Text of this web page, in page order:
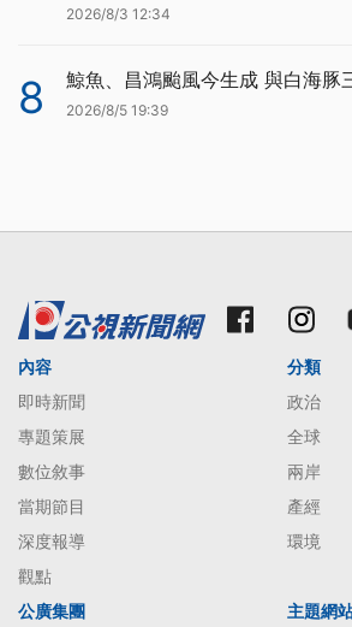
2026/8/3 12:34
8 鯨魚、昌鴻颱風今生成 與白海豚
2026/8/5 19:39
內容
即時新聞
專題策展
數位敘事
當期節目
深度報導
觀點
分類
政治
全球
兩岸
產經
環境
公廣集團 主題網